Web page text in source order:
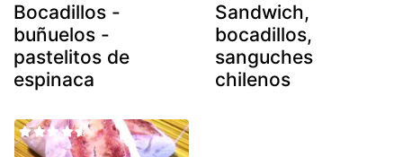
Bocadillos -
buñuelos -
pastelitos de
espinaca
Sandwich,
bocadillos,
sanguches
chilenos